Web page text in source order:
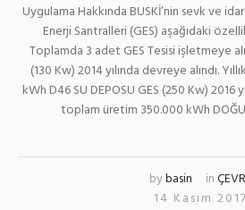
Uygulama Hakkında BUSKİ’nin sevk ve
Enerji Santralleri (GES) aşağıdaki
Toplamda 3 adet GES Tesisi işletmeye
(130 Kw) 2014 yılında devreye alındı.
kWh D46 SU DEPOSU GES (250 Kw) 2016
toplam üretim 350.000 kWh DOĞU
bybasin in
14 Kasım 2017